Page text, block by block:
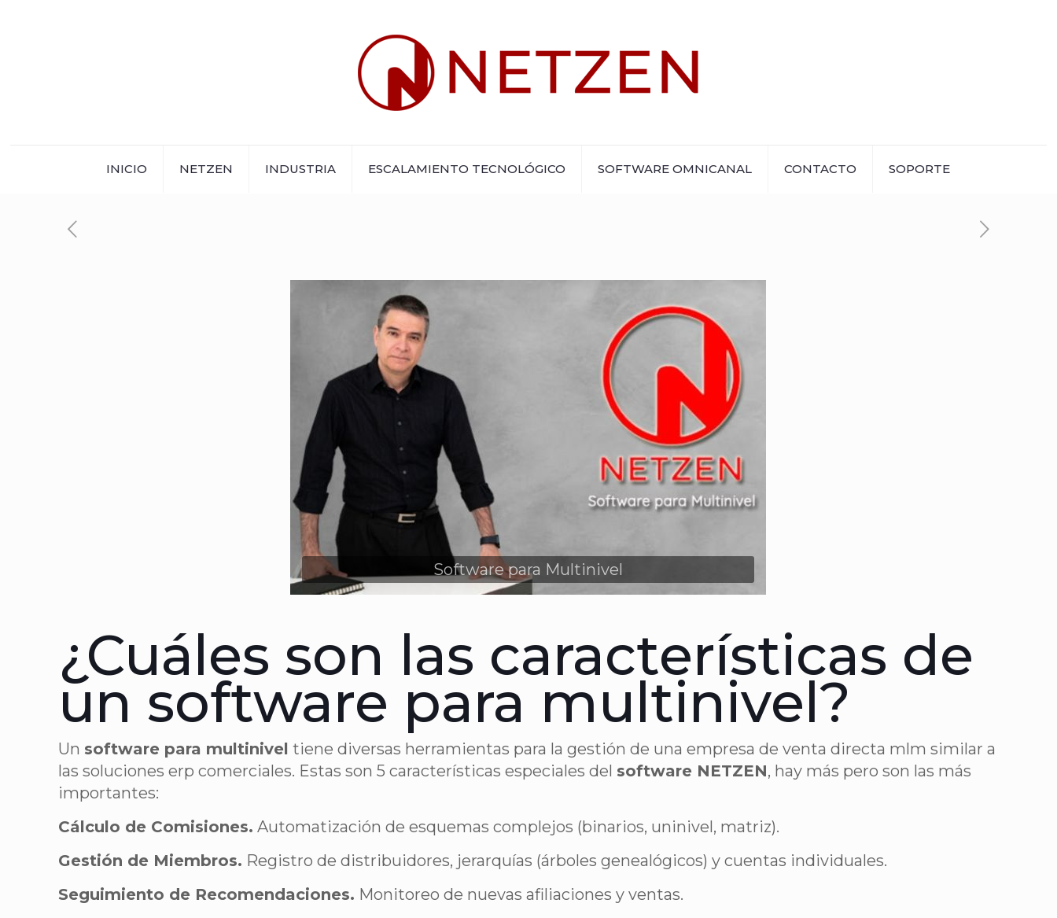
INICIO NETZEN INDUSTRIA ESCALAMIENTO TECNOLÓGICO SOFTWARE OMNICANAL CONTACTO SOPORTE
Software para Multinivel
¿Cuáles son las características de
un software para multinivel?
Un software para multinivel tiene diversas herramientas para la gestión de una empresa de venta directa mlm similar a
las soluciones erp comerciales. Estas son 5 características especiales del software NETZEN, hay más pero son las más
importantes:
Cálculo de Comisiones. Automatización de esquemas complejos (binarios, uninivel, matriz).
Gestión de Miembros. Registro de distribuidores, jerarquías (árboles genealógicos) y cuentas individuales.
Seguimiento de Recomendaciones. Monitoreo de nuevas afiliaciones y ventas.